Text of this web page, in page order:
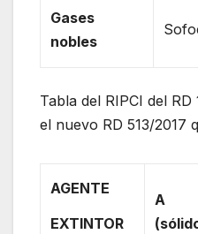
Gases
nobles
Tabla del RIPCI del
el nuevo RD 513/2017
AGENTE
EXTINTOR
A